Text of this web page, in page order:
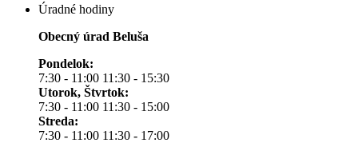
Úradné hodiny
Obecný úrad Beluša
Pondelok:
7:30 - 11:00 11:30 - 15:30
Utorok, Štvrtok:
7:30 - 11:00 11:30 - 15:00
Streda:
7:30 - 11:00 11:30 - 17:00